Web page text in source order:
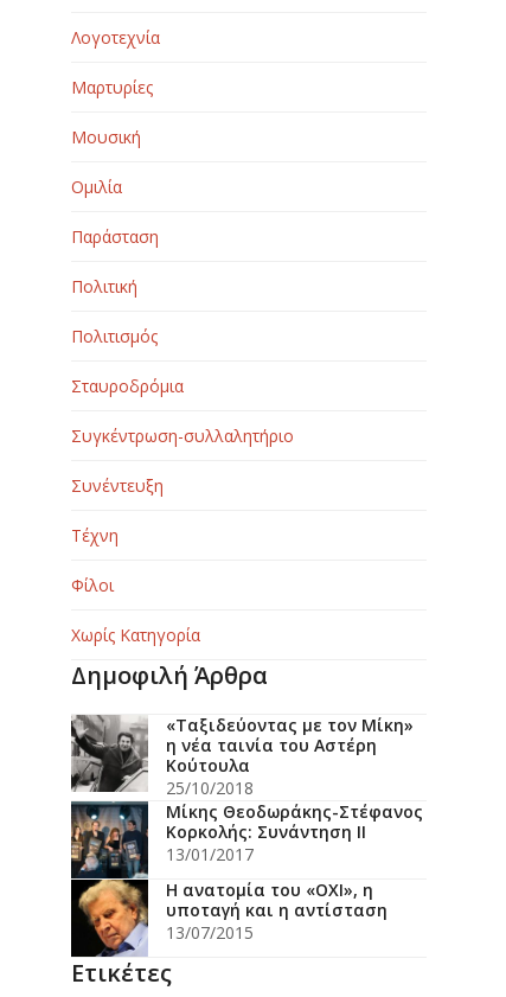
Λογοτεχνία
Μαρτυρίες
Μουσική
Ομιλία
Παράσταση
Πολιτική
Πολιτισμός
Σταυροδρόμια
Συγκέντρωση-συλλαλητήριο
Συνέντευξη
Τέχνη
Φίλοι
Χωρίς Κατηγορία
Δημοφιλή Άρθρα
«Ταξιδεύοντας με τον Μίκη»
η νέα ταινία του Αστέρη
Κούτουλα
25/10/2018
Μίκης Θεοδωράκης-Στέφανος
Κορκολής: Συνάντηση ΙΙ
13/01/2017
Η ανατομία του «ΟΧΙ», η
υποταγή και η αντίσταση
13/07/2015
Ετικέτες